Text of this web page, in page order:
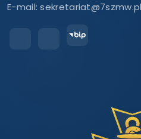
E-mail:sekretariat@7szmw.pl